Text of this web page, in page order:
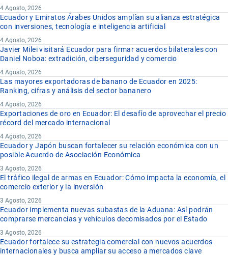
4 Agosto, 2026
Ecuador y Emiratos Árabes Unidos amplían su alianza estratégica
con inversiones, tecnología e inteligencia artificial
4 Agosto, 2026
Javier Milei visitará Ecuador para firmar acuerdos bilaterales con
Daniel Noboa: extradición, ciberseguridad y comercio
4 Agosto, 2026
Las mayores exportadoras de banano de Ecuador en 2025:
Ranking, cifras y análisis del sector bananero
4 Agosto, 2026
Exportaciones de oro en Ecuador: El desafío de aprovechar el precio
récord del mercado internacional
4 Agosto, 2026
Ecuador y Japón buscan fortalecer su relación económica con un
posible Acuerdo de Asociación Económica
3 Agosto, 2026
El tráfico ilegal de armas en Ecuador: Cómo impacta la economía, el
comercio exterior y la inversión
3 Agosto, 2026
Ecuador implementa nuevas subastas de la Aduana: Así podrán
comprarse mercancías y vehículos decomisados por el Estado
3 Agosto, 2026
Ecuador fortalece su estrategia comercial con nuevos acuerdos
internacionales y busca ampliar su acceso a mercados clave